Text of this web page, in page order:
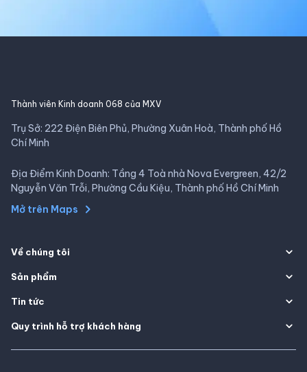
Thành viên Kinh doanh 068 của MXV
Trụ Sở: 222 Điện Biên Phủ, Phường Xuân Hoà, Thành phố Hồ
Chí Minh
Địa Điểm Kinh Doanh: Tầng 4 Toà nhà Nova Evergreen, 42/2
Nguyễn Văn Trỗi, Phường Cầu Kiệu, Thành phố Hồ Chí Minh
Mở trên Maps
Về chúng tôi
Sản phẩm
Tin tức
Quy trình hỗ trợ khách hàng